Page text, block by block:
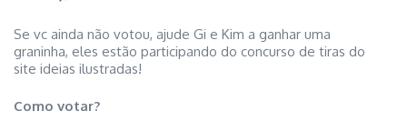
Se vc ainda não votou, ajude Gi e Kim a ganhar uma
graninha, eles estão participando do concurso de tiras do
site ideias ilustradas!
Como votar?